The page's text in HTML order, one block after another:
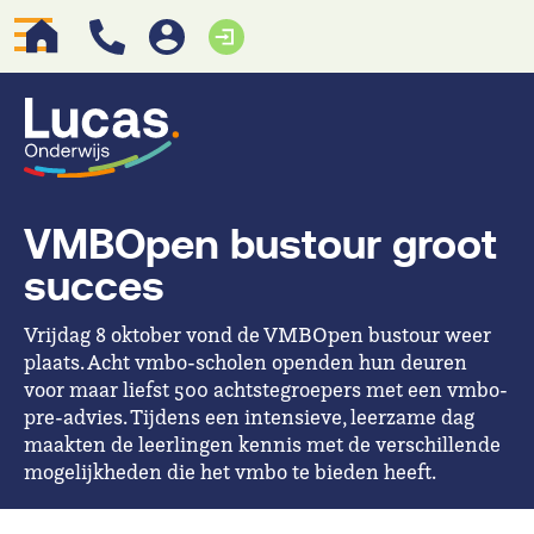
VMBOpen bustour groot
succes
Vrijdag 8 oktober vond de VMBOpen bustour weer
plaats. Acht vmbo-scholen openden hun deuren
voor maar liefst 500 achtstegroepers met een vmbo-
pre-advies. Tijdens een intensieve, leerzame dag
maakten de leerlingen kennis met de verschillende
mogelijkheden die het vmbo te bieden heeft.